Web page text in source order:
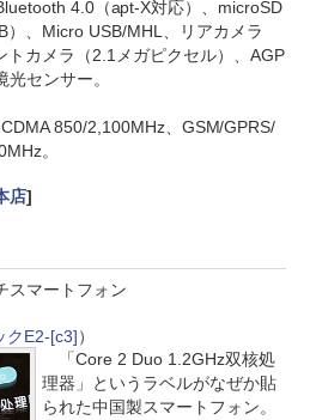
4.0（apt-X対応）、microSD
）、Micro USB/MHL、リアカメラ
トカメラ（2.1メガピクセル）、AGP
センサー。
850/2,100MHz、GSM/GPRS/
。
店]
スマートフォン
クE2-[c3]）
「Core 2 Duo 1.2GHz双核処
理器」というラベルがなぜか貼
られた中国製スマートフォン。